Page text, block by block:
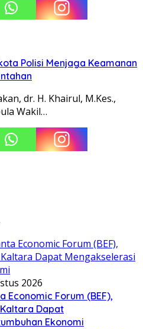
Polisi Menjaga Keamanan
dr. H. Khairul, M.Kes.,
Wakil…
2026
Economic Forum (BEF),
Kaltara Dapat
Ekonomi